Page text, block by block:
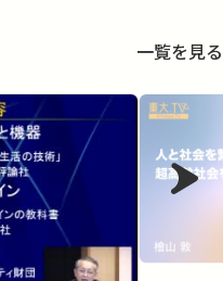
一覧を見る